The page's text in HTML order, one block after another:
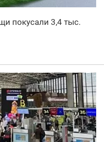
покусали 3,4 тыс.